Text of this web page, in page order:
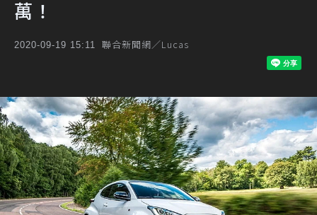
萬！
2020-09-19 15:11 聯合新聞網／Lucas